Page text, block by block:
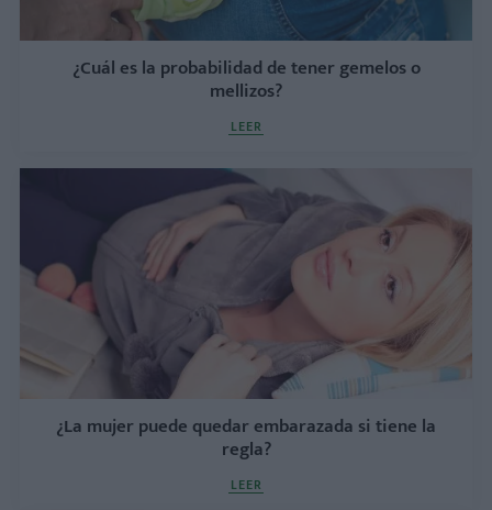
¿Cuál es la probabilidad de tener gemelos o
mellizos?
LEER
¿La mujer puede quedar embarazada si tiene la
regla?
LEER